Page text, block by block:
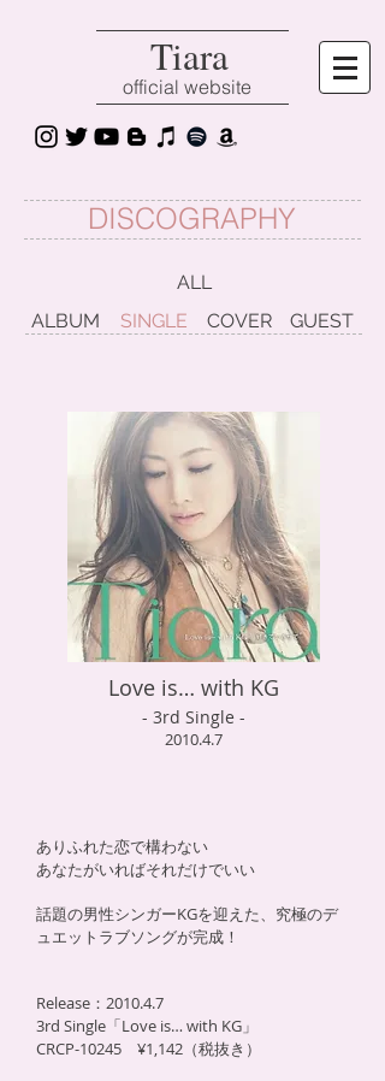
Tiara
official website
DISCOGRAPHY
ALL
ALBUM
SINGLE COVER GUEST
Love is… with KG
- 3rd Single -
2010.4.7
ありふれた恋で構わない
あなたがいればそれだけでいい
話題の男性シンガーKGを迎えた、究極のデ
ュエットラブソングが完成！
Release：2010.4.7
3rd Single「Love is… with KG」
CRCP-10245 ¥1,142（税抜き）